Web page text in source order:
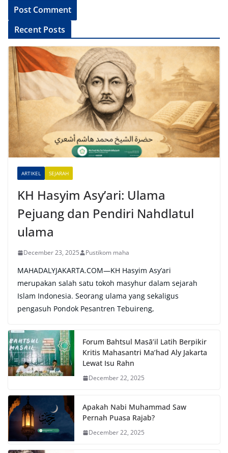
l
a
t
i
v
Recent Posts
ARTIKEL SEJARAH
KH Hasyim Asy’ari: Ulama
Pejuang dan Pendiri Nahdlatul
ulama
December 23, 2025 Pustikom maha
MAHADALYJAKARTA.COM—KH Hasyim Asy’ari
merupakan salah satu tokoh masyhur dalam sejarah
Islam Indonesia. Seorang ulama yang sekaligus
pengasuh Pondok Pesantren Tebuireng,
Forum Bahtsul Masā’il Latih Berpikir
Kritis Mahasantri Ma’had Aly Jakarta
Lewat Isu Rahn
December 22, 2025
Apakah Nabi Muhammad Saw
Pernah Puasa Rajab?
December 22, 2025